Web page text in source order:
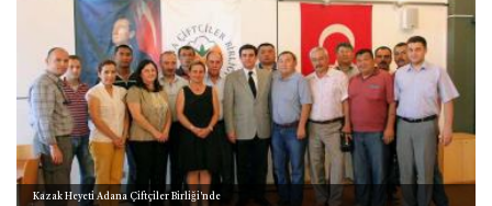
Kazak Heyeti Adana Çiftçiler Birliği'nde